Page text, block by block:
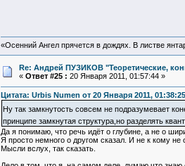
«Осенний Ангел прячется в дождях. В листве
Re: Андрей ПУЗИКОВ "Теоретические,
« Ответ #25 : 20 Января 2011, 01:57:44 »
Цитата: Urbis Numen от 20 Января 2011, 01:38:25
Ну так замкнутость совсем не подразумевает
принципе замкнутая структура,но разделять
Да я понимаю, что речь идёт о глубине, а не о
Я просто немного о другом сказал. И не к кому не
Мысли вслух, так сказать.